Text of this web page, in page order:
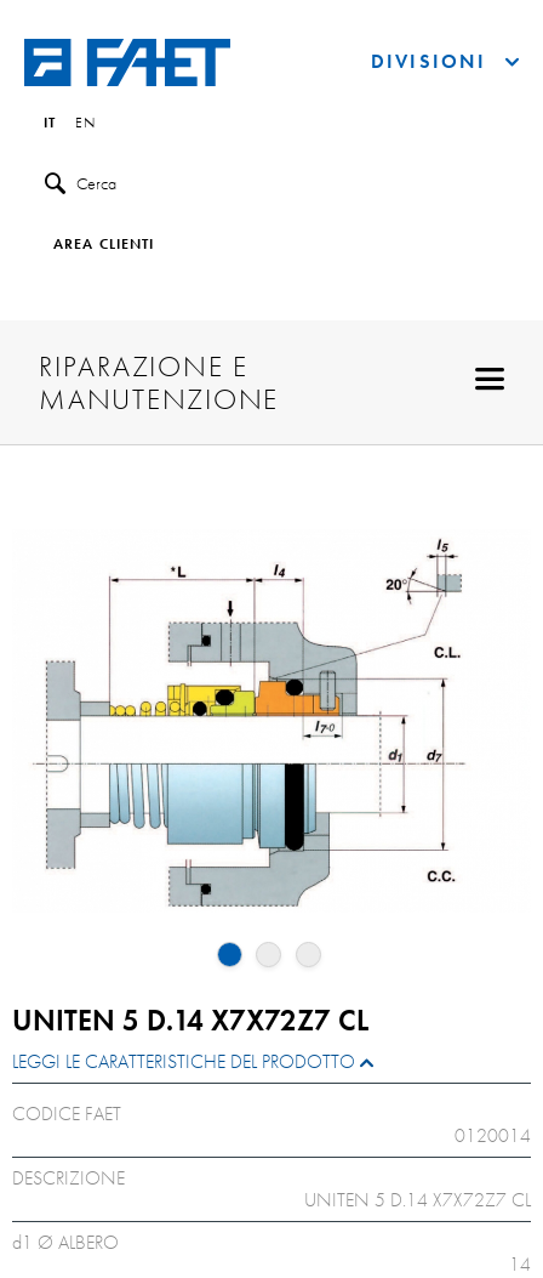
IT EN
Cerca
AREA CLIENTI
DIVISIONI
RIPARAZIONE E
MANUTENZIONE
UNITEN 5 D.14 X7X72Z7 CL
LEGGI LE CARATTERISTICHE DEL PRODOTTO
CODICE FAET
0120014
DESCRIZIONE
UNITEN 5 D.14 X7X72Z7 CL
d1 Ø ALBERO
14